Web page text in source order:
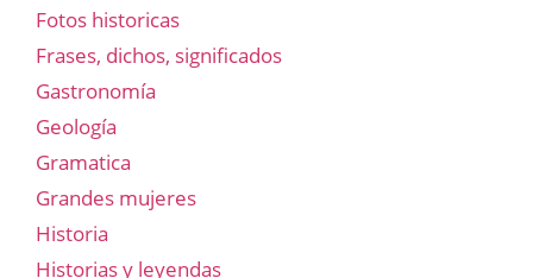
Fotos historicas
Frases, dichos, significados
Gastronomía
Geología
Gramatica
Grandes mujeres
Historia
Historias y leyendas